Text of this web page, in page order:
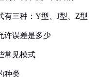
有三种：Y型、J型、Z型
许误差是多少
常见模式
种类